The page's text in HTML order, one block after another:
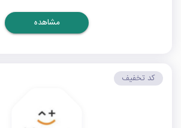
مشاهده
کد تخفیف